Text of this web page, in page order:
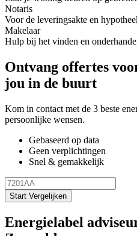
Notaris
Voor de leveringsakte en
Makelaar
Hulp bij het vinden en
Ontvang offertes
jou in de buurt
Kom in contact met de 3 beste
persoonlijke wensen.
Gebaseerd op data
Geen verplichtingen
Snel & gemakkelijk
Start Vergelijken
Energielabel